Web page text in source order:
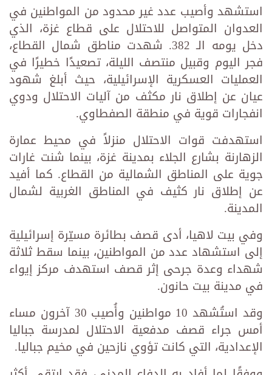
استشهد وأصيب عدد غير محدود من المواطنين في
العدوان المتواصل للاحتلال على قطاع غزة، الذي
دخل يومه الـ 382. شهدت مناطق شمال القطاع،
فجر اليوم وقبيل منتصف الليلة، تصعيدًا خطيرًا في
العمليات العسكرية الإسرائيلية، حيث أبلغ شهود
عيان عن إطلاق نار مكثف من آليات الاحتلال ودوي
انفجارات قوية في منطقة الصفطاوي.
استهدفت قوات الاحتلال منزلاً في محيط عمارة
الزهارنة بشارع الجلاء بمدينة غزة، بينما شنت غارات
جوية على المناطق الشمالية من القطاع. كما أفيد
عن إطلاق نار كثيف في المناطق الغربية لشمال
المدينة.
وفي بيت لاهيا، أدى قصف بطائرة مسيّرة إسرائيلية
إلى استشهاد عدد من المواطنين، بينما سقط ثلاثة
شهداء وعدة جرحى إثر قصف استهدف مركز إيواء
في مدينة بيت حانون.
وقد استُشهد 10 مواطنين وأُصيب 30 آخرون مساء
أمس جراء قصف مدفعية الاحتلال لمدرسة جباليا
الإعدادية، التي كانت تؤوي نازحين في مخيم جباليا.